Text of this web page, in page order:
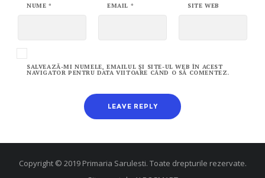
NUME * EMAIL * SITE WEB
SALVEAZĂ-MI NUMELE, EMAILUL ȘI SITE-UL WEB ÎN ACEST
NAVIGATOR PENTRU DATA VIITOARE CÂND O SĂ COMENTEZ.
Copyright © 2019 Primaria Sarulesti. Toate drepturile rezervate.